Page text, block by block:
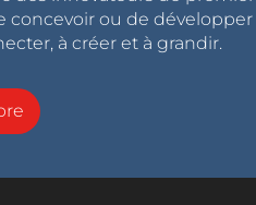
concevoir ou de développer
à créer et à grandir.